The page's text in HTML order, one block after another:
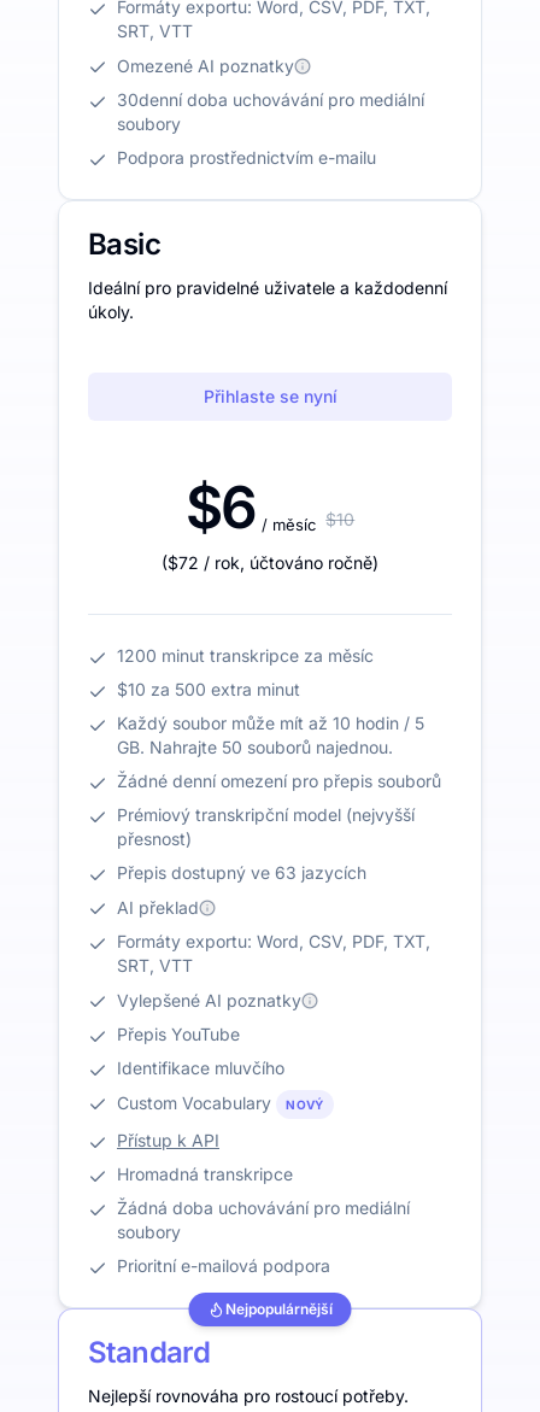
Formáty exportu: Word, CSV, PDF, TXT,
SRT, VTT
Omezené AI poznatky
30denní doba uchovávání pro mediální
soubory
Podpora prostřednictvím e-mailu
Basic
Ideální pro pravidelné uživatele a každodenní
úkoly.
Přihlaste se nyní
$6 / měsíc $10
($72 / rok, účtováno ročně)
1200 minut transkripce za měsíc
$10 za 500 extra minut
Každý soubor může mít až 10 hodin / 5
GB. Nahrajte 50 souborů najednou.
Žádné denní omezení pro přepis souborů
Prémiový transkripční model (nejvyšší
přesnost)
Přepis dostupný ve 63 jazycích
AI překlad
Formáty exportu: Word, CSV, PDF, TXT,
SRT, VTT
Vylepšené AI poznatky
Přepis YouTube
Identifikace mluvčího
Custom Vocabulary
NOVÝ
Přístup k API
Hromadná transkripce
Žádná doba uchovávání pro mediální
soubory
Prioritní e-mailová podpora
Nejpopulárnější
Standard
Nejlepší rovnováha pro rostoucí potřeby.